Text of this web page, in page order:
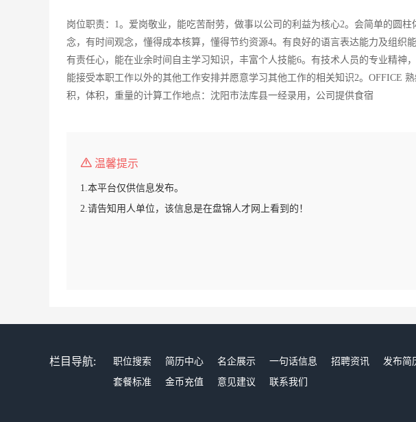
岗位职责：1。爱岗敬业，能吃苦耐劳，做事以公司的利益为核心2。会简单的圆
念，有时间观念，懂得成本核算，懂得节约资源4。有良好的语言表达能力及组织
有责任心，能在业余时间自主学习知识，丰富个人技能6。有技术人员的专业精神
能接受本职工作以外的其他工作安排并愿意学习其他工作的相关知识2。OFFICE
积，体积，重量的计算工作地点：沈阳市法库县一经录用，公司提供食宿
温馨提示
1.本平台仅供信息发布。
2.请告知用人单位，该信息是在盘锦人才网上看到的！
栏目导航: 职位搜索 简历中心 名企展示 一句话信息 招聘资讯 发布简
套餐标准
金币充值 意见建议 联系我们